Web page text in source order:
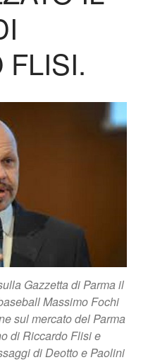
FLISI.
Gazzetta di Parma il
Massimo Fochi
sul mercato del Parma
di Riccardo Flisi e
di Deotto e Paolini